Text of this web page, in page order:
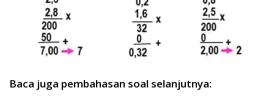
Baca juga pembahasan soal selanjutnya: